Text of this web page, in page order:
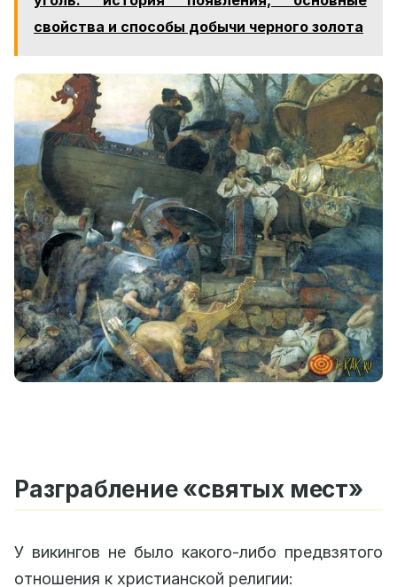
свойства и способы добычи черного золота
Разграбление «святых мест»
У викингов не было какого-либо предвзятого
отношения к христианской религии: